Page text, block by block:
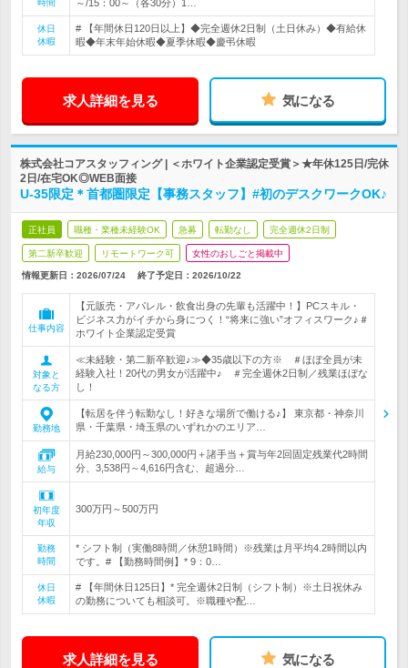
時間
～/15：00～（各30分）1…
休日
休暇
# 【年間休日120日以上】◆完全週休2日制（土日休み）◆有給休
暇◆年末年始休暇◆夏季休暇◆慶弔休暇
求人詳細を見る 気になる
株式会社コアスタッフィング | ＜ホワイト企業認定受賞＞★年休125日/完休
2日/在宅OK◎WEB面接
U-35限定＊首都圏限定【事務スタッフ】#初のデスクワークOK♪
正社員 職種・業種未経験OK 急募 転勤なし 完全週休2日制
第二新卒歓迎 リモートワーク可 女性のおしごと掲載中
情報更新日：2026/07/24 終了予定日： 2026/10/22
仕事内容
【元販売・アパレル・飲食出身の先輩も活躍中！】PCスキル・
ビジネス力がイチから身につく！“将来に強い”オフィスワーク♪＃
ホワイト企業認定受賞
対象と
なる方
≪未経験・第二新卒歓迎♪≫◆35歳以下の方※ ＃ほぼ全員が未
経験入社！20代の男女が活躍中♪ ＃完全週休2日制／残業ほぼな
し！
勤務地
【転居を伴う転勤なし！好きな場所で働ける♪】 東京都・神奈川
県・千葉県・埼玉県のいずれかのエリア…
給与
月給230,000円～300,000円＋諸手当＋賞与年2回固定残業代2時間
分、3,538円～4,616円含む、超過分…
初年度
年収
300万円～500万円
勤務
時間
* シフト制（実働8時間／休憩1時間）※残業は月平均4.2時間以内
です。# 【勤務時間例】* 9：0…
休日
休暇
# 【年間休日125日】* 完全週休2日制（シフト制）※土日祝休み
の勤務についても相談可。※職種や配…
求人詳細を見る 気になる